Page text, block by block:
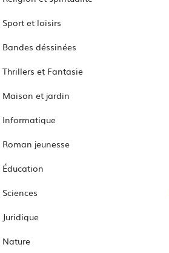
Sport et loisirs
Bandes déssinées
Thrillers et Fantasie
Maison et jardin
Informatique
Roman jeunesse
Éducation
Sciences
Juridique
Nature